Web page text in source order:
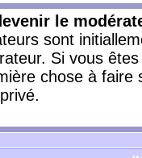
le
sont
Si vous
chose à